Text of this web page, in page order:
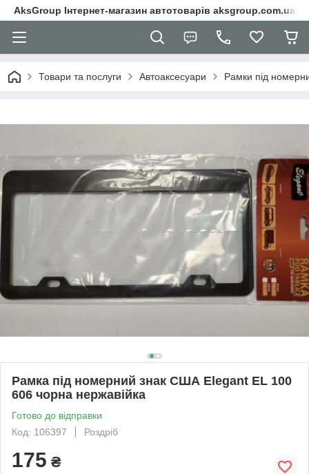
AksGroup Інтернет-магазин автотоварів aksgroup.com.ua
Товари та послуги Автоаксесуари Рамки під
Рамка під номерний знак США Elegant EL 100
606 чорна нержавійка
Готово до відправки
Код: 106397
Роздріб
175 ₴